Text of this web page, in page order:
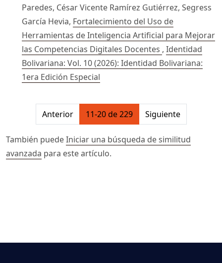
Paredes, César Vicente Ramírez Gutiérrez, Segress
García Hevia, Fortalecimiento del Uso de
Herramientas de Inteligencia Artificial para Mejorar
las Competencias Digitales Docentes , Identidad
Bolivariana: Vol. 10 (2026): Identidad Bolivariana:
1era Edición Especial
##issue.pagination##
Anterior 11-20 de 229 Siguiente
También puedeIniciar una búsqueda de similitud
avanzada para este artículo.